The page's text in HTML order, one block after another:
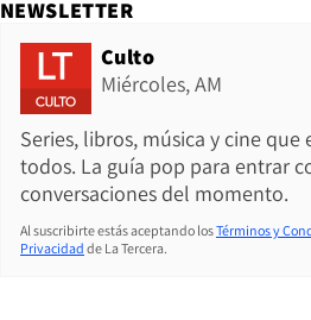
NEWSLETTER
Culto
Miércoles, AM
Series, libros, música y cine que
todos. La guía pop para entrar
conversaciones del momento.
Al suscribirte estás aceptando losTérminos y
Privacidad de La Tercera.